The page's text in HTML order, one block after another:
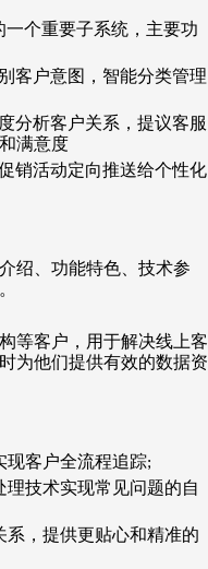
一个重要子系统，主要功
客户意图，智能分类管理
分析客户关系，提议客服
满意度
销活动定向推送给个性化
绍、功能特色、技术参
等客户，用于解决线上客
为他们提供有效的数据资
现客户全流程追踪;
理技术实现常见问题的自
系，提供更贴心和精准的